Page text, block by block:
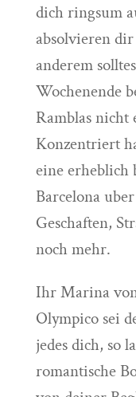
dich ringsum
absolvieren
anderem
Wochenende
Ramblas nicht
Konzentriert
eine erheblich
Barcelona
Geschaften,
noch mehr.
Ihr Marina
Olympico sei
jedes dich, so
romantische